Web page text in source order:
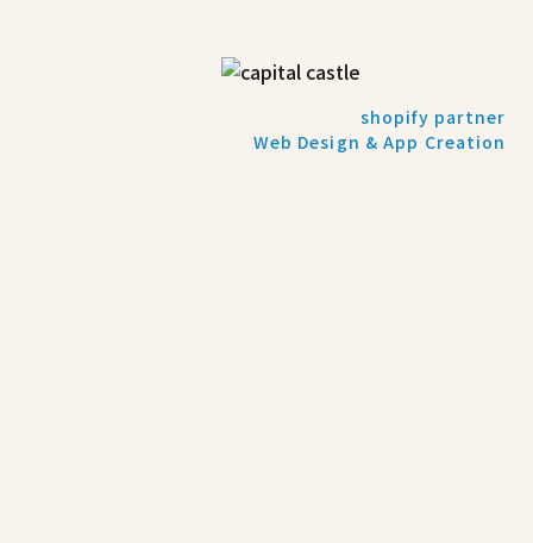
shopify partner
Web Design & App Creation